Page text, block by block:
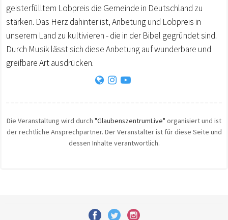
geisterfülltem Lobpreis die Gemeinde in Deutschland zu
stärken. Das Herz dahinter ist, Anbetung und Lobpreis in
unserem Land zu kultivieren - die in der Bibel gegründet sind.
Durch Musik lässt sich diese Anbetung auf wunderbare und
greifbare Art ausdrücken.
Die Veranstaltung wird durch "GlaubenszentrumLive" organisiert und ist
der rechtliche Ansprechpartner. Der Veranstalter ist für diese Seite und
dessen Inhalte verantwortlich.